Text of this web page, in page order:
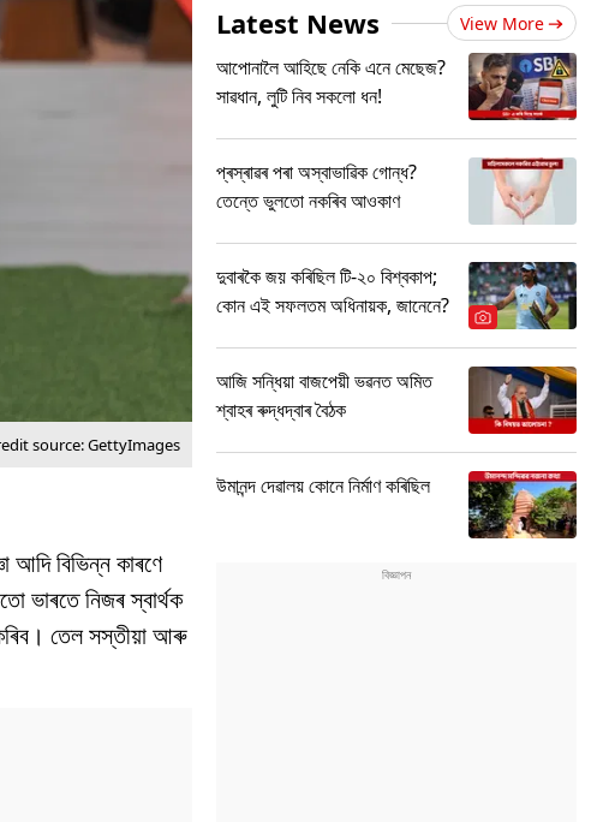
source: GettyImages
আদি বিভিন্ন কাৰণে
ভাৰতে নিজৰ স্বাৰ্থক
তেল সস্তীয়া আৰু
Latest News View More
আপোনালৈ আহিছে নেকি এনে মেছেজ?
সাৱধান, লুটি নিব সকলো ধন!
প্ৰস্ৰাৱৰ পৰা অস্বাভাৱিক গোন্ধ?
তেন্তে ভুলতো নকৰিব আওকাণ
দুবাৰকৈ জয় কৰিছিল টি-২০ বিশ্বকাপ;
কোন এই সফলতম অধিনায়ক, জানেনে?
আজি সন্ধিয়া বাজপেয়ী ভৱনত অমিত
শ্বাহৰ ৰুদ্ধদ্বাৰ বৈঠক
উমানন্দ দেৱালয় কোনে নিৰ্মাণ কৰিছিল